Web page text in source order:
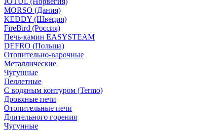
MORSO (Дания)
KEDDY (Швеция)
FireBird (Россия)
Печь-камин EASYSTEAM
DEFRO (Польша)
Отопительно-варочные
Металлические
Чугунные
Пеллетные
С водяным контуром (Termo)
Дровяные печи
Отопительные печи
Длительного горения
Чугунные